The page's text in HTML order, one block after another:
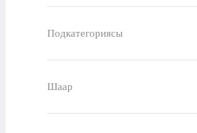
Подкатегориясы
Шаар